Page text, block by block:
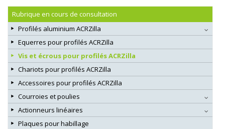
Rubrique en cours de consultation
Profilés aluminium ACRZilla
Equerres pour profilés ACRZilla
Vis et écrous pour profilés ACRZilla
Chariots pour profilés ACRZilla
Accessoires pour profilés ACRZilla
Courroies et poulies
Actionneurs linéaires
Plaques pour habillage